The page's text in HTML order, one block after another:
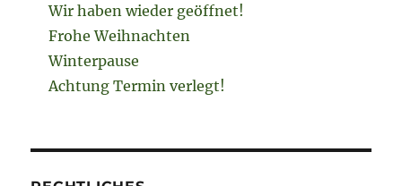
Wir haben wieder geöffnet!
Frohe Weihnachten
Winterpause
Achtung Termin verlegt!